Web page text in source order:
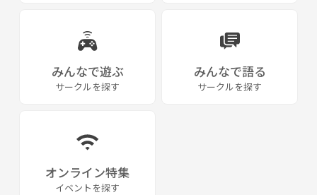
みんなで遊ぶ
サークルを探す
みんなで語る
サークルを探す
オンライン特集
イベントを探す